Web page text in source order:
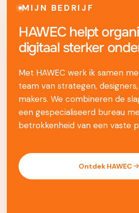
MIJN BEDRIJF
HAWEC helpt
digitaal sterker
Met HAWEC werk ik samen
team van strategen,
makers. We combineren de
een gespecialiseerd bureau
betrokkenheid van een vaste
Ontdek HAWEC